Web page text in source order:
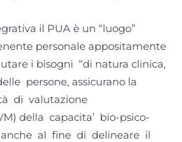
il PUA è un “luogo”
personale appositamente
i bisogni “di natura clinica,
persone, assicurano la
di valutazione
della capacita’ bio-psico-
anche al fine di delineare il